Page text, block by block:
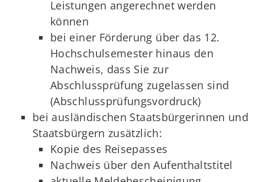
Leistungen angerechnet werden
können
bei einer Förderung über das 12.
Hochschulsemester hinaus den
Nachweis, dass Sie zur
Abschlussprüfung zugelassen sind
(Abschlussprüfungsvordruck)
bei ausländischen Staatsbürgerinnen und
Staatsbürgern zusätzlich:
Kopie des Reisepasses
Nachweis über den Aufenthaltstitel